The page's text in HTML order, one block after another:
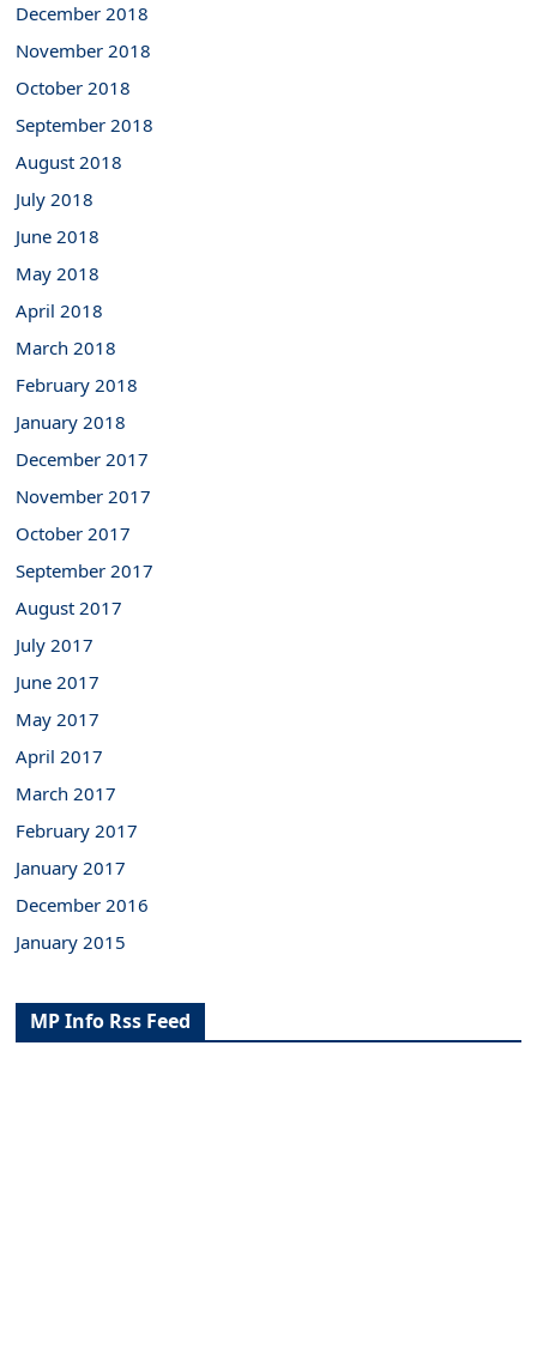
December 2018
November 2018
October 2018
September 2018
August 2018
July 2018
June 2018
May 2018
April 2018
March 2018
February 2018
January 2018
December 2017
November 2017
October 2017
September 2017
August 2017
July 2017
June 2017
May 2017
April 2017
March 2017
February 2017
January 2017
December 2016
January 2015
MP Info Rss Feed